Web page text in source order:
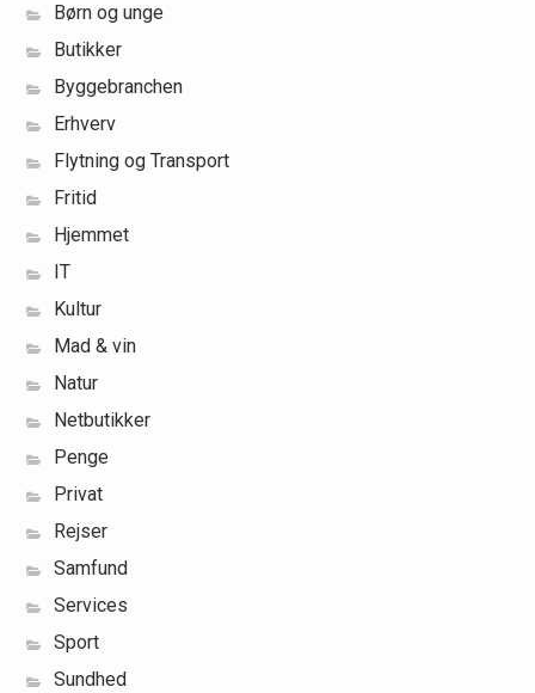
Børn og unge
Butikker
Byggebranchen
Erhverv
Flytning og Transport
Fritid
Hjemmet
IT
Kultur
Mad & vin
Natur
Netbutikker
Penge
Privat
Rejser
Samfund
Services
Sport
Sundhed